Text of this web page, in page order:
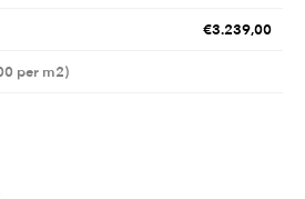
€3.239,00